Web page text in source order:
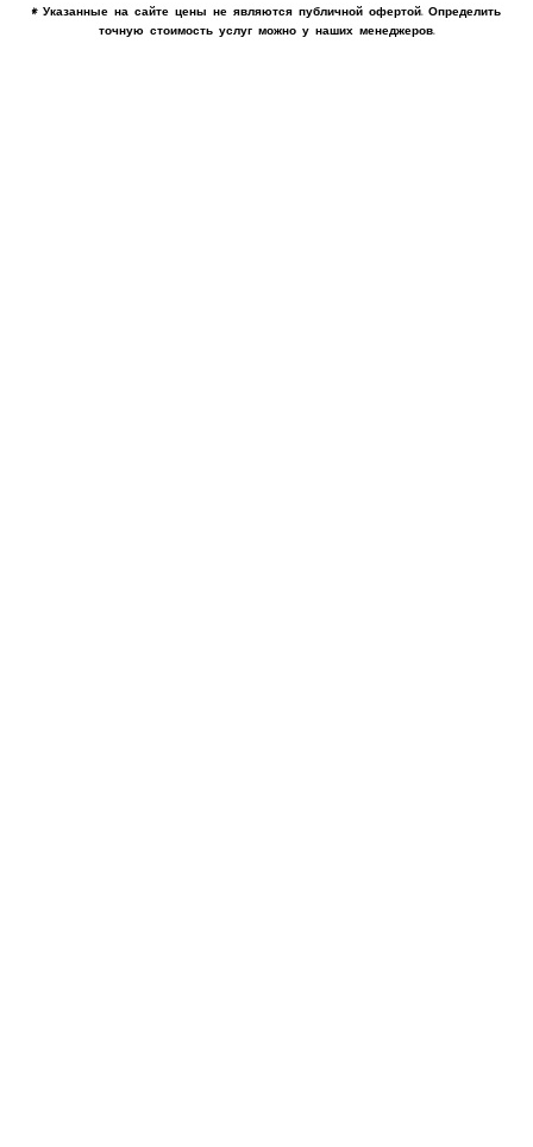
* Указанные на сайте цены не являются публичной офертой. Определить
точную стоимость услуг можно у наших менеджеров.